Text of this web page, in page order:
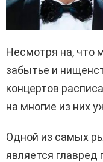
Несмотря на, что
забытье и
концертов
на многие из них
Одной из самых
является главред